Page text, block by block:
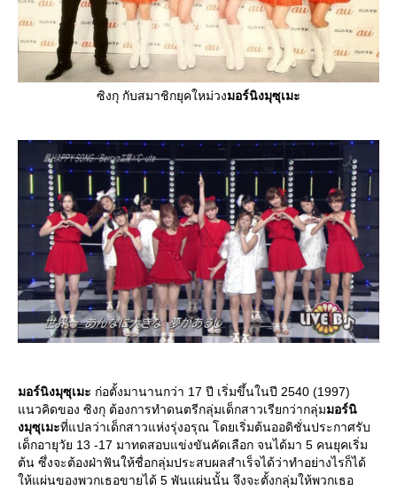
ซิงกุ กับสมาชิกยุคใหม่วงมอร์นิงมุซุเมะ
มอร์นิงมุซุเมะ ก่อตั้งมานานกว่า 17 ปี เริ่มขึ้นในปี 2540 (1997)
นวคิดของ ซิงกุ ต้องการทำดนตรีกลุ่มเด็กสาวเรียกว่ากลุ่มมอร์นิ
งมุซุเมะที่แปลว่าเด็กสาวแห่งรุ่งอรุณ โดยเริ่มต้นออดิชั่นประกาศรับ
เด็กอายุวัย 13 -17 มาทดสอบแข่งขันคัดเลือก จนได้มา 5 คนยุคเริ่ม
ต้น ซึ่งจะต้องฝ่าฟันให้ชื่อกลุ่มประสบผลสำเร็จได้ว่าทำอย่างไรก็ได้
ห้แผ่นของพวกเธอขายได้ 5 พันแผ่นนั้น จึงจะตั้งกลุ่มให้พวกเธอ